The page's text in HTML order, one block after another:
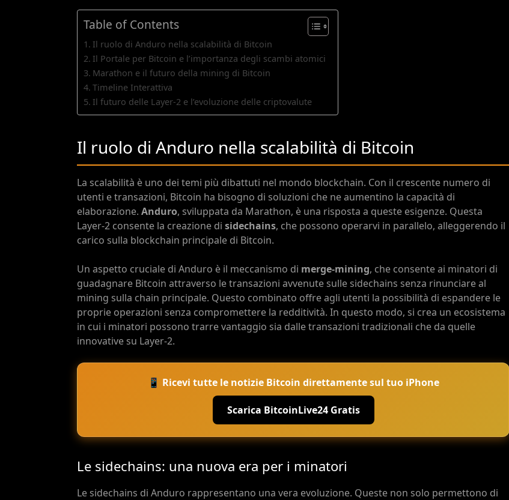
Table of Contents
Il ruolo di Anduro nella scalabilità di Bitcoin
Il Portale per Bitcoin e l’importanza degli scambi atomici
Marathon e il futuro della mining di Bitcoin
Timeline Interattiva
Il futuro delle Layer-2 e l’evoluzione delle criptovalute
Il ruolo di Anduro nella scalabilità di Bitcoin
La scalabilità è uno dei temi più dibattuti nel mondo blockchain. Con il crescente numero di
utenti e transazioni, Bitcoin ha bisogno di soluzioni che ne aumentino la capacità di
elaborazione. Anduro, sviluppata da Marathon, è una risposta a queste esigenze. Questa
Layer-2 consente la creazione di sidechains, che possono operarvi in parallelo, alleggerendo il
carico sulla blockchain principale di Bitcoin.
Un aspetto cruciale di Anduro è il meccanismo di merge-mining, che consente ai minatori di
guadagnare Bitcoin attraverso le transazioni avvenute sulle sidechains senza rinunciare al
mining sulla chain principale. Questo combinato offre agli utenti la possibilità di espandere le
proprie operazioni senza compromettere la redditività. In questo modo, si crea un ecosistema
in cui i minatori possono trarre vantaggio sia dalle transazioni tradizionali che da quelle
innovative su Layer-2.
📱 Ricevi tutte le notizie Bitcoin direttamente sul tuo iPhone
Scarica BitcoinLive24 Gratis
Le sidechains: una nuova era per i minatori
Le sidechains di Anduro rappresentano una vera evoluzione. Queste non solo permettono di